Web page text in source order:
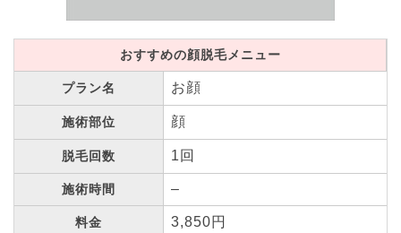
おすすめの顔脱毛メニュー
プラン名 お顔
施術部位 顔
脱毛回数 1回
施術時間 –
料金 3,850円